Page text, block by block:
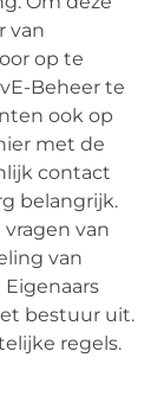
van
op te
Beheer te
ook op
met de
contact
belangrijk.
van
van
bestuur uit.
regels.